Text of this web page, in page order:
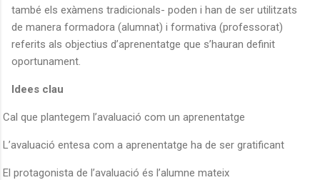
també els exàmens tradicionals- poden i han de ser utilitzats
de manera formadora (alumnat) i formativa (professorat)
referits als objectius d’aprenentatge que s’hauran definit
oportunament.
Idees clau
Cal que plantegem l’avaluació com un aprenentatge
L’avaluació entesa com a aprenentatge ha de ser gratificant
El protagonista de l’avaluació és l’alumne mateix